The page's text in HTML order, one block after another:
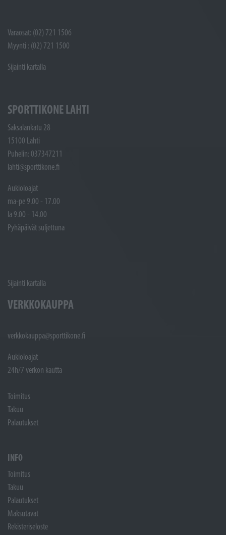
Varaosat: (02) 721 1506
Myynti : (02) 721 1500
Sijainti kartalla
SPORTTIKONE LAHTI
Saksalankatu 28
15100 Lahti
Puhelin: 037347211
lahti@sporttikone.fi
Aukioloajat
ma-pe 9.00 - 17.00
la 9.00 - 14.00
Pyhäpäivät suljettuna
Sijainti kartalla
VERKKOKAUPPA
verkkokauppa@sporttikone.fi
Aukioloajat
24h/7 verkon kautta
Toimitus
Takuu
Palautukset
INFO
Toimitus
Takuu
Palautukset
Maksutavat
Rekisteriseloste